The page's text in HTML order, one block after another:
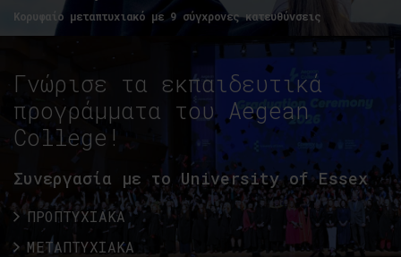
Κορυφαίο μεταπτυχιακό με 9 σύγχρονες κατευθύνσεις
Γνώρισε τα εκπαιδευτικά
προγράμματα του Aegean
College!
Συνεργασία με το University of Essex
ΠΡΟΠΤΥΧΙΑΚΑ
ΜΕΤΑΠΤΥΧΙΑΚΑ